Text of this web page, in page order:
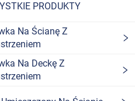
PRODUKTY
Na Ścianę Z
Na Deckę Z